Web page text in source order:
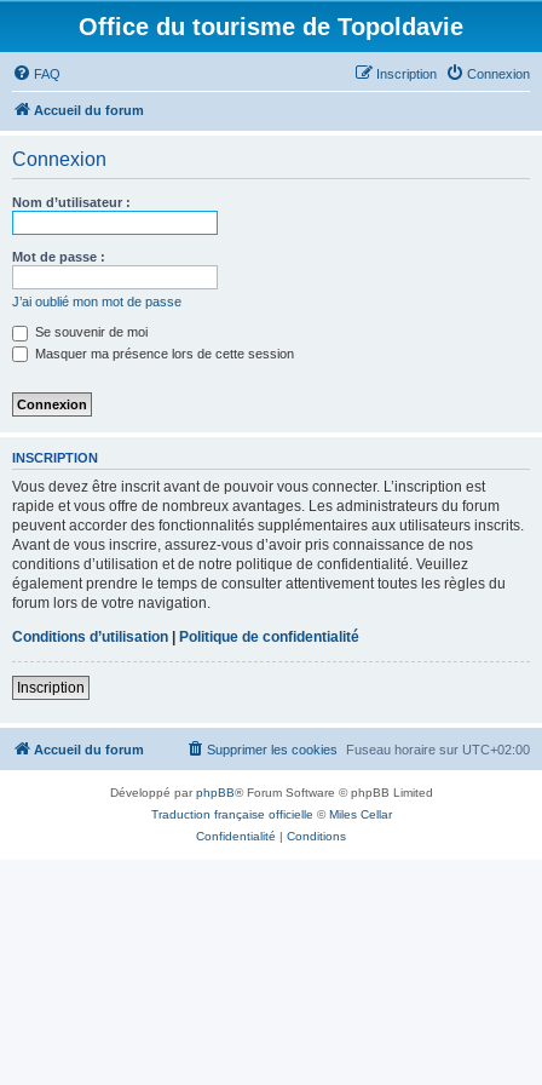
Office du tourisme de Topoldavie
FAQ Connexion
Inscription
Accueil du forum
Connexion
Nom d’utilisateur :
Mot de passe :
J’ai oublié mon mot de passe
Se souvenir de moi
Masquer ma présence lors de cette session
INSCRIPTION
Vous devez être inscrit avant de pouvoir vous connecter. L’inscription est
rapide et vous offre de nombreux avantages. Les administrateurs du forum
peuvent accorder des fonctionnalités supplémentaires aux utilisateurs inscrits.
Avant de vous inscrire, assurez-vous d’avoir pris connaissance de nos
conditions d’utilisation et de notre politique de confidentialité. Veuillez
également prendre le temps de consulter attentivement toutes les règles du
forum lors de votre navigation.
Conditions d’utilisation | Politique de confidentialité
Inscription
Accueil du forum Fuseau horaire sur UTC+02:00
Supprimer les cookies
Développé parphpBB® Forum Software © phpBB Limited
Traduction française officielle ©Miles Cellar
Confidentialité | Conditions